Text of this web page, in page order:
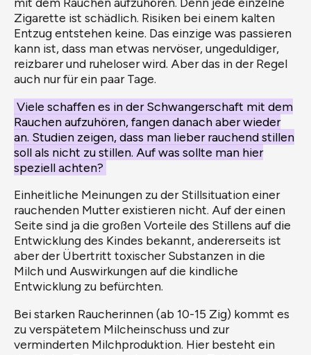
Zigarette ist schädlich. Risiken bei einem kalten
Entzug entstehen keine. Das einzige was passieren
kann ist, dass man etwas nervöser, ungeduldiger,
reizbarer und ruheloser wird. Aber das in der Regel
auch nur für ein paar Tage.
Viele schaffen es in der Schwangerschaft mit dem
Rauchen aufzuhören, fangen danach aber wieder
an. Studien zeigen, dass man lieber rauchend stillen
soll als nicht zu stillen. Auf was sollte man hier
speziell achten?
Einheitliche Meinungen zu der Stillsituation einer
rauchenden Mutter existieren nicht. Auf der einen
Seite sind ja die großen Vorteile des Stillens auf die
Entwicklung des Kindes bekannt, andererseits ist
aber der Übertritt toxischer Substanzen in die
Milch und Auswirkungen auf die kindliche
Entwicklung zu befürchten.
Bei starken Raucherinnen (ab 10-15 Zig) kommt es
zu verspätetem Milcheinschuss und zur
verminderten Milchproduktion. Hier besteht ein